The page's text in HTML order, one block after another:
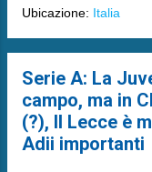
Ubicazione: Italia
Serie A: La
campo, ma in
(?), Il Lecce è
Adii importanti